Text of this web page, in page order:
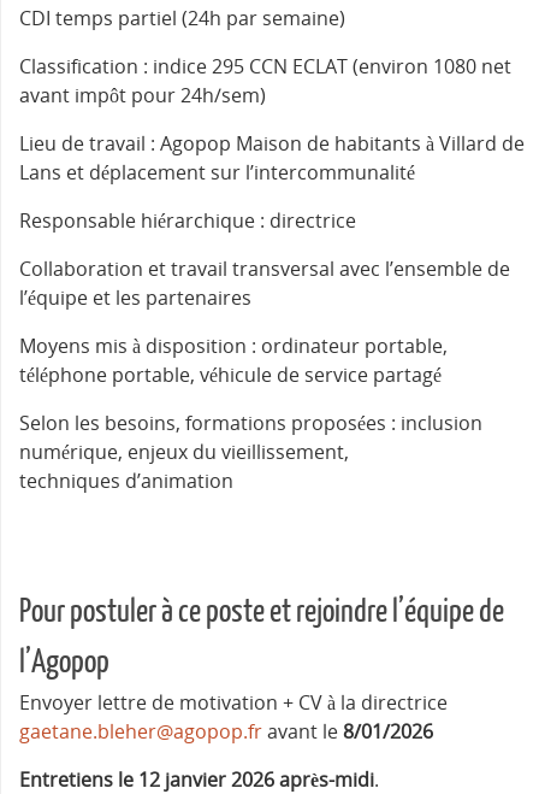
CDI temps partiel (24h par semaine)
Classification : indice 295 CCN ECLAT (environ 1080 net
avant impôt pour 24h/sem)
Lieu de travail : Agopop Maison de habitants à Villard de
Lans et déplacement sur l’intercommunalité
Responsable hiérarchique : directrice
Collaboration et travail transversal avec l’ensemble de
l’équipe et les partenaires
Moyens mis à disposition : ordinateur portable,
téléphone portable, véhicule de service partagé
Selon les besoins, formations proposées : inclusion
numérique, enjeux du vieillissement,
techniques d’animation
Pour postuler à ce poste et rejoindre l’équipe de
l’Agopop
Envoyer lettre de motivation + CV à la directrice
gaetane.bleher@agopop.fravant le8/01/2026
Entretiens le 12 janvier 2026 après-midi.